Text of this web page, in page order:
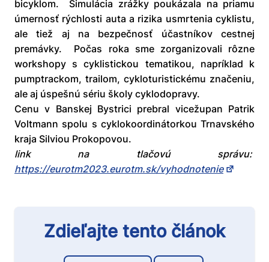
bicyklom. Simulácia zrážky poukázala na priamu
úmernosť rýchlosti auta a rizika usmrtenia cyklistu,
ale tiež aj na bezpečnosť účastníkov cestnej
premávky. Počas roka sme zorganizovali rôzne
workshopy s cyklistickou tematikou, napríklad k
pumptrackom, trailom, cykloturistickému značeniu,
ale aj úspešnú sériu školy cyklodopravy.
Cenu v Banskej Bystrici prebral vicežupan Patrik
Voltmann spolu s cyklokoordinátorkou Trnavského
kraja Silviou Prokopovou.
link na tlačovú správu:
https://eurotm2023.eurotm.sk/vyhodnotenie
Zdieľajte tento článok